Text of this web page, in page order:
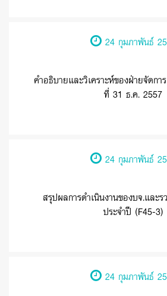
24 กุมภาพันธ์
คำอธิบายและวิเคราะห์ของฝ่ายจัดก
ที่ 31 ธ.ค. 2557
24 กุมภาพันธ์
สรุปผลการดำเนินงานของบจ.และ
ประจำปี (F45-3)
24 กุมภาพันธ์